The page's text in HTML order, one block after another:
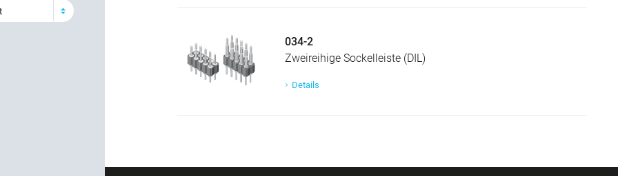
034-2
Zweireihige Sockelleiste (DIL)
Details